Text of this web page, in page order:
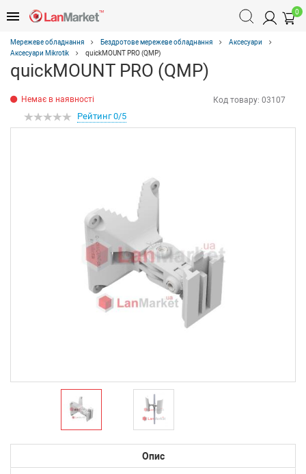
0
Мережеве обладнання Бездротове мережеве обладнання
Аксесуари
Аксесуари Mikrotik
quickMOUNT PRO (QMP)
quickMOUNT PRO (QMP)
Немає в наявності Код товару: 03107
Рейтинг 0/5
Опис